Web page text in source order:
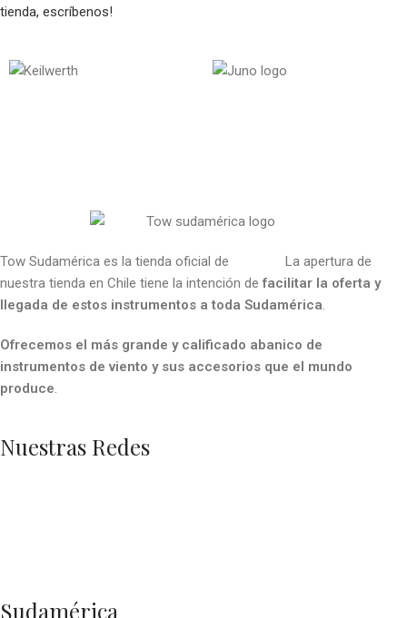
tienda, escríbenos!
Tow Sudamérica es la tienda oficial de
La apertura de
nuestra tienda en Chile tiene la intención defacilitar la oferta y
llegada de estos instrumentos a toda Sudamérica.
Ofrecemos el más grande y calificado abanico de
instrumentos de viento y sus accesorios que el mundo
produce.
Nuestras Redes
Sudamérica